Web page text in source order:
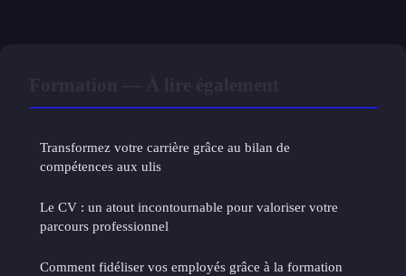
Transformez votre carrière grâce au bilan de
compétences aux ulis
Le CV : un atout incontournable pour valoriser votre
parcours professionnel
Comment fidéliser vos employés grâce à la formation